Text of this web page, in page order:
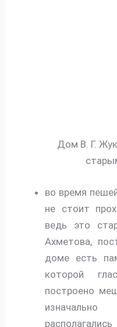
Дом В. Г.
во время
не стоит
ведь это
Ахметова,
доме есть
которой
построено